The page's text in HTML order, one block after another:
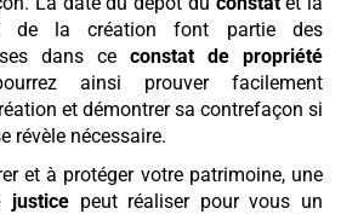
de la création font partie des
dans ce constat de propriété
ainsi prouver facilement
et démontrer sa contrefaçon si
révèle nécessaire.
et à protéger votre patrimoine, une
justicepeut réaliser pour vous un